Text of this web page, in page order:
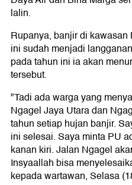
lalin.
Rupanya, banjir di
ini sudah menjadi
pada tahun ini ia akan
tersebut.
"Tadi ada warga yang
Ngagel Jaya Utara dan
tahun setiap hujan banjir.
ini selesai. Saya minta PU
kanan kiri. Jalan Ngagel
Insyaallah bisa
kepada wartawan, Selasa